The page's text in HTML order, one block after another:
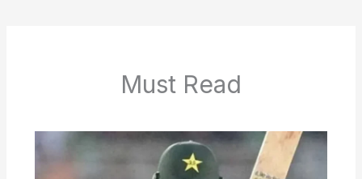
Must Read